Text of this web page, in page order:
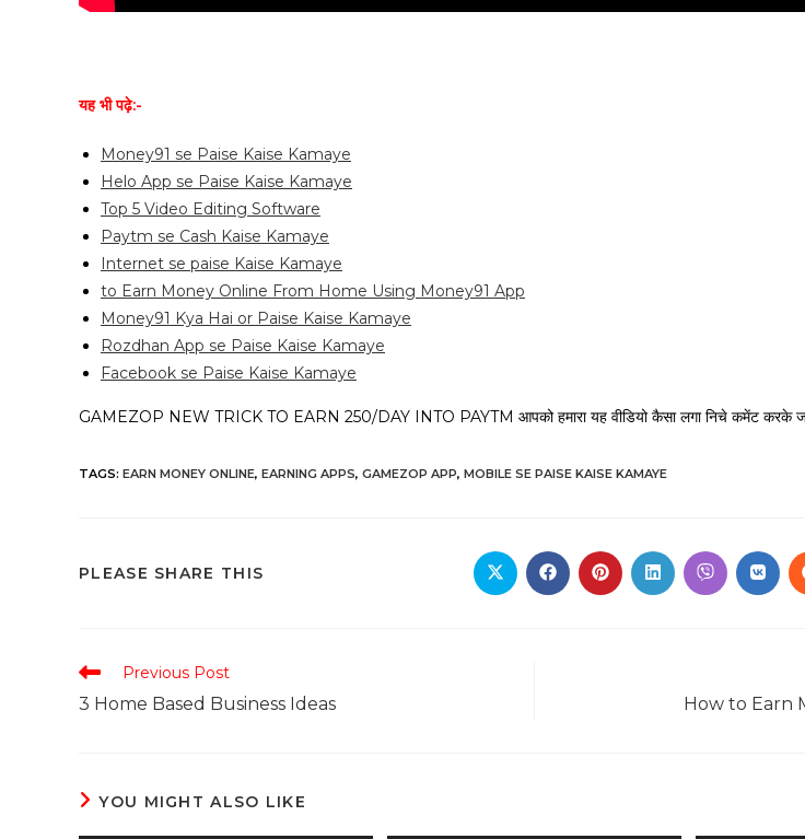
यह भी पढ़े:-
Money91 se Paise Kaise Kamaye
Helo App se Paise Kaise Kamaye
Top 5 Video Editing Software
Paytm se Cash Kaise Kamaye
Internet se paise Kaise Kamaye
to Earn Money Online From Home Using Money91 App
Money91 Kya Hai or Paise Kaise Kamaye
Rozdhan App se Paise Kaise Kamaye
Facebook se Paise Kaise Kamaye
GAMEZOP NEW TRICK TO EARN ₹250/DAY INTO PAYTM आपको हमारा यह वीडियो कैसा लगा निचे कमेंट करके
TAGS: EARN MONEY ONLINE, EARNING APPS, GAMEZOP APP, MOBILE SE PAISE KAISE KAMAYE
PLEASE SHARE THIS
Previous Post
3 Home Based Business Ideas How to Earn
YOU MIGHT ALSO LIKE